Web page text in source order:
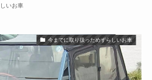
いお車
今までに取り扱っためずらしいお車